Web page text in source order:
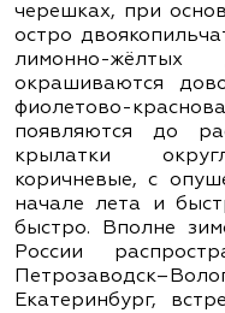
черешках, при
остро
лимонно-жёлтых
окрашиваются
фиолетово-
появляются до
крылатки
коричневые, с
начале лета и
быстро. Вполне
России
Екатеринбург,